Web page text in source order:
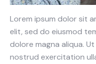
Lorem ipsum dolor sit
elit, sed do eiusmod
dolore magna aliqua.
nostrud exercitation